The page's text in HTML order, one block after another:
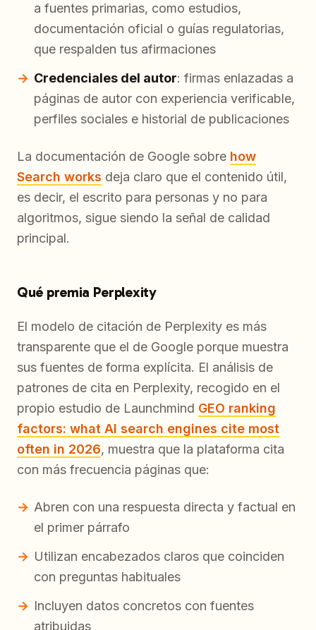
a fuentes primarias, como estudios,
documentación oficial o guías regulatorias,
que respalden tus afirmaciones
Credenciales del autor: firmas enlazadas a
páginas de autor con experiencia verificable,
perfiles sociales e historial de publicaciones
La documentación de Google sobre how
Search works deja claro que el contenido útil,
es decir, el escrito para personas y no para
algoritmos, sigue siendo la señal de calidad
principal.
Qué premia Perplexity
El modelo de citación de Perplexity es más
transparente que el de Google porque muestra
sus fuentes de forma explícita. El análisis de
patrones de cita en Perplexity, recogido en el
propio estudio de Launchmind GEO ranking
factors: what AI search engines cite most
often in 2026, muestra que la plataforma cita
con más frecuencia páginas que:
Abren con una respuesta directa y factual en
el primer párrafo
Utilizan encabezados claros que coinciden
con preguntas habituales
Incluyen datos concretos con fuentes
atribuidas